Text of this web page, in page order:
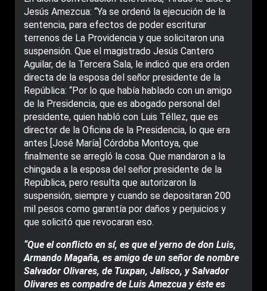
Jesús Amezcua: “Ya se ordenó la ejecución de la
sentencia, para efectos de poder escriturar
terrenos de La Providencia y que solicitaron una
suspensión. Que el magistrado Jesús Cantero
Aguilar, de la Tercera Sala, le indicó que era orden
directa de la esposa del señor presidente de la
República: “Por lo que habí­a hablado con un amigo
de la Presidencia, que es abogado personal del
presidente, quien habló con Luis Téllez, que es
director de la Oficina de la Presidencia, lo que era
antes [José Marí­a] Córdoba Montoya, que
finalmente se arregló la cosa. Que mandaron a la
chingada a la esposa del señor presidente de la
República, pero resulta que autorizaron la
suspensión, siempre y cuando se depositaran 200
mil pesos como garantí­a por daños y perjuicios y
que solicitó que revocaran eso.
“Que el conflicto en sí­, es que el yerno de don Luis,
Armando Magaña, es amigo de un señor de nombre
Salvador Olivares, de Tuxpan, Jalisco, y Salvador
Olivares es compadre de Luis Amezcua y éste es